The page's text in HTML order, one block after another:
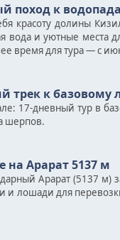
поход к
красоту долины
вода и уютные места
время для тура — с
трек к базовому
17-дневный тур в
шерпов.
на Арарат 5137 м
Арарат (5137
и лошади для